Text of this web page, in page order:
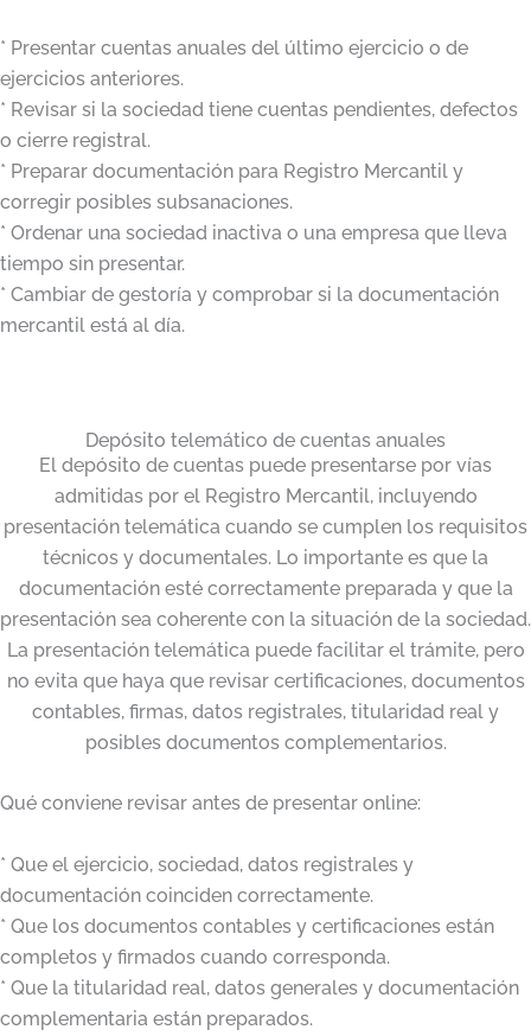
* Presentar cuentas anuales del último ejercicio o de
ejercicios anteriores.
* Revisar si la sociedad tiene cuentas pendientes, defectos
o cierre registral.
* Preparar documentación para Registro Mercantil y
corregir posibles subsanaciones.
* Ordenar una sociedad inactiva o una empresa que lleva
tiempo sin presentar.
* Cambiar de gestoría y comprobar si la documentación
mercantil está al día.
Depósito telemático de cuentas anuales
El depósito de cuentas puede presentarse por vías
admitidas por el Registro Mercantil, incluyendo
presentación telemática cuando se cumplen los requisitos
técnicos y documentales. Lo importante es que la
documentación esté correctamente preparada y que la
presentación sea coherente con la situación de la sociedad.
La presentación telemática puede facilitar el trámite, pero
no evita que haya que revisar certificaciones, documentos
contables, firmas, datos registrales, titularidad real y
posibles documentos complementarios.
Qué conviene revisar antes de presentar online:
* Que el ejercicio, sociedad, datos registrales y
documentación coinciden correctamente.
* Que los documentos contables y certificaciones están
completos y firmados cuando corresponda.
* Que la titularidad real, datos generales y documentación
complementaria están preparados.